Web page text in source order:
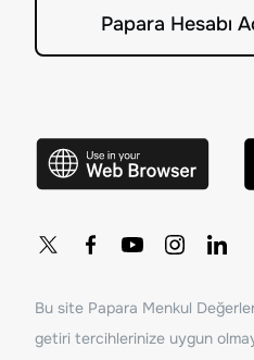
Papara Hesabı
Bu site Papara Menkul
getiri tercihlerinize uygun